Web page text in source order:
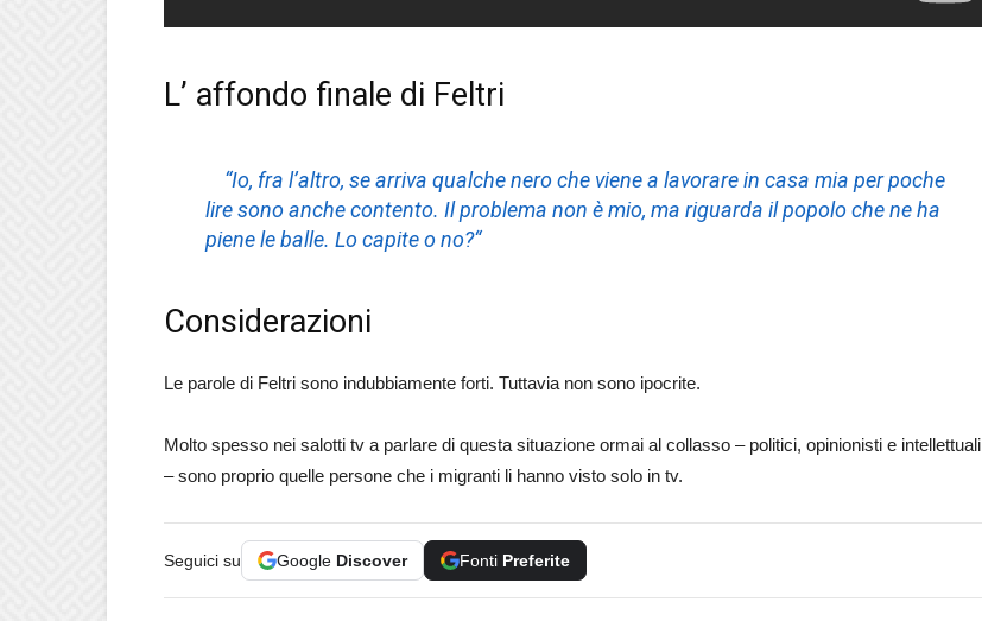
L’ affondo finale di Feltri
“Io, fra l’altro, se arriva qualche nero che viene a lavorare in casa mia per poche
lire sono anche contento. Il problema non è mio, ma riguarda il popolo che ne ha
piene le balle. Lo capite o no?“
Considerazioni
Le parole di Feltri sono indubbiamente forti. Tuttavia non sono ipocrite.
Molto spesso nei salotti tv a parlare di questa situazione ormai al collasso – politici, opinionisti e intellettuali
– sono proprio quelle persone che i migranti li hanno visto solo in tv.
Seguici su Google Discover Fonti Preferite